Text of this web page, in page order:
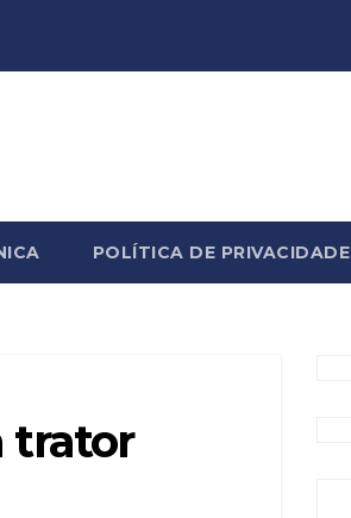
POLÍTICA DE PRIVACIDADE
trator